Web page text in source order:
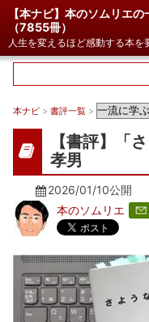
【本ナビ】本のソムリエ
（7855冊）
人生を変えるほど感動する本を
本ナビ > 書評一覧 >
【書評】「
孝男
2026/01/10公開
本のソムリエ